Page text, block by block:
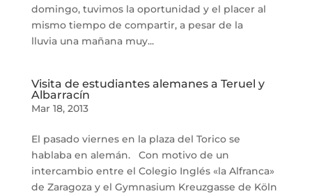
domingo, tuvimos la oportunidad y el placer al
mismo tiempo de compartir, a pesar de la
lluvia una mañana muy...
Visita de estudiantes alemanes a Teruel y
Albarracín
Mar 18, 2013
El pasado viernes en la plaza del Torico se
hablaba en alemán. Con motivo de un
intercambio entre el Colegio Inglés «la Alfranca»
de Zaragoza y el Gymnasium Kreuzgasse de Köln